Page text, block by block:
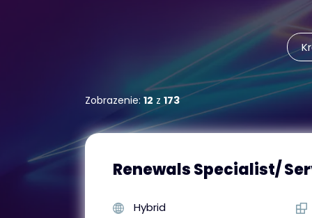
Zobrazenie: 12 z 173
Renewals Specialist/
Hybrid